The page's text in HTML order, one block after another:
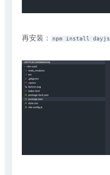
再安装： npm install dayjs